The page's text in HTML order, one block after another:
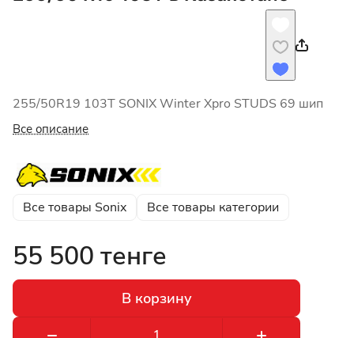
255/50R19 103T SONIX Winter Xpro STUDS 69 шип
Все описание
Все товары Sonix Все товары категории
55 500 тенге
В корзину